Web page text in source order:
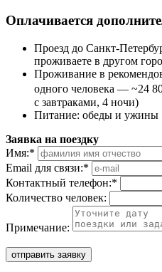
Оплачивается
Проезд до Санкт-
проживаете в другом
Проживание в
одного человека — ~24
с завтраками, 4 ночи)
Питание: обеды и ужины
Заявка на поездку
Имя:*
Email для связи:*
Контактный телефон:*
Количество человек:
Примечание:
отправить заявку